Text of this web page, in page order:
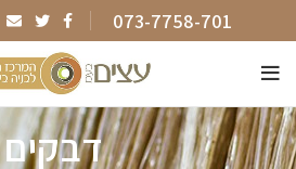
073-7758-701
דבקים